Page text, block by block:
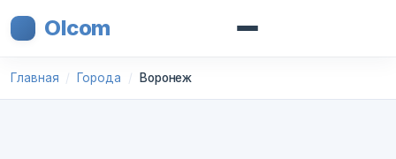
Olcom
Главная Города Воронеж